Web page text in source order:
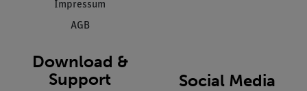
Impressum
AGB
Download &
Support
Social Media